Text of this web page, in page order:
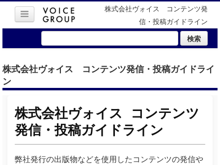
株式会社ヴォイス コンテンツ発
信・投稿ガイドライン
検索
株式会社ヴォイス コンテンツ発信・投稿ガイドライ
ン
株式会社ヴォイス コンテンツ
発信・投稿ガイドライン
弊社発行の出版物などを使用したコンテンツの発信や